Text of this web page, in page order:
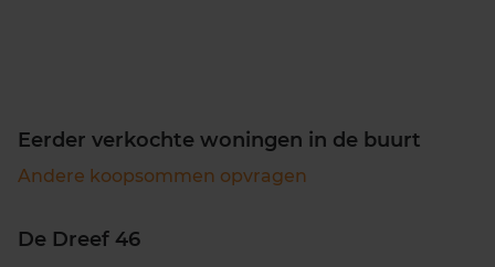
Eerder verkochte woningen in de buurt
Andere koopsommen opvragen
De Dreef 46